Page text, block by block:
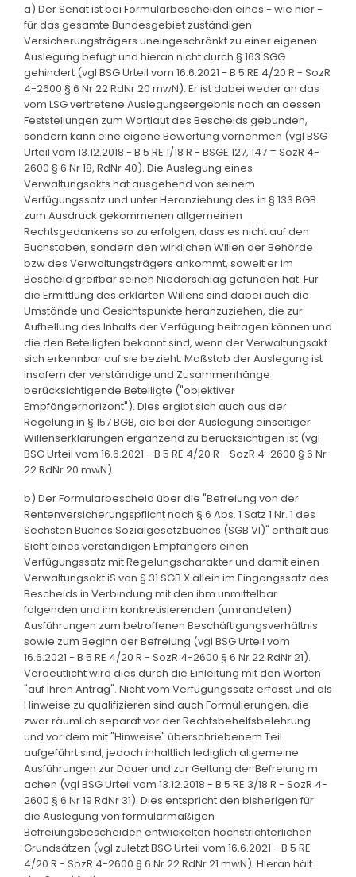
a) Der Senat ist bei Formularbescheiden eines - wie hier -
für das gesamte Bundesgebiet zuständigen
Versicherungsträgers uneingeschränkt zu einer eigenen
Auslegung befugt und hieran nicht durch § 163 SGG
gehindert (vgl BSG Urteil vom 16.6.2021 - B 5 RE 4/20 R - SozR
4-2600 § 6 Nr 22 RdNr 20 mwN). Er ist dabei weder an das
vom LSG vertretene Auslegungsergebnis noch an dessen
Feststellungen zum Wortlaut des Bescheids gebunden,
sondern kann eine eigene Bewertung vornehmen (vgl BSG
Urteil vom 13.12.2018 - B 5 RE 1/18 R - BSGE 127, 147 = SozR 4-
2600 § 6 Nr 18, RdNr 40). Die Auslegung eines
Verwaltungsakts hat ausgehend von seinem
Verfügungssatz und unter Heranziehung des in § 133 BGB
zum Ausdruck gekommenen allgemeinen
Rechtsgedankens so zu erfolgen, dass es nicht auf den
Buchstaben, sondern den wirklichen Willen der Behörde
bzw des Verwaltungsträgers ankommt, soweit er im
Bescheid greifbar seinen Niederschlag gefunden hat. Für
die Ermittlung des erklärten Willens sind dabei auch die
Umstände und Gesichtspunkte heranzuziehen, die zur
Aufhellung des Inhalts der Verfügung beitragen können und
die den Beteiligten bekannt sind, wenn der Verwaltungsakt
sich erkennbar auf sie bezieht. Maßstab der Auslegung ist
insofern der verständige und Zusammenhänge
berücksichtigende Beteiligte ("objektiver
Empfängerhorizont"). Dies ergibt sich auch aus der
Regelung in § 157 BGB, die bei der Auslegung einseitiger
Willenserklärungen ergänzend zu berücksichtigen ist (vgl
BSG Urteil vom 16.6.2021 - B 5 RE 4/20 R - SozR 4-2600 § 6 Nr
22 RdNr 20 mwN).
b) Der Formularbescheid über die "Befreiung von der
Rentenversicherungspflicht nach § 6 Abs. 1 Satz 1 Nr. 1 des
Sechsten Buches Sozialgesetzbuches (SGB VI)" enthält aus
Sicht eines verständigen Empfängers einen
Verfügungssatz mit Regelungscharakter und damit einen
Verwaltungsakt iS von § 31 SGB X allein im Eingangssatz des
Bescheids in Verbindung mit den ihm unmittelbar
folgenden und ihn konkretisierenden (umrandeten)
Ausführungen zum betroffenen Beschäftigungsverhältnis
sowie zum Beginn der Befreiung (vgl BSG Urteil vom
16.6.2021 - B 5 RE 4/20 R - SozR 4-2600 § 6 Nr 22 RdNr 21).
Verdeutlicht wird dies durch die Einleitung mit den Worten
"auf Ihren Antrag". Nicht vom Verfügungssatz erfasst und als
Hinweise zu qualifizieren sind auch Formulierungen, die
zwar räumlich separat vor der Rechtsbehelfsbelehrung
und vor dem mit "Hinweise" überschriebenem Teil
aufgeführt sind, jedoch inhaltlich lediglich allgemeine
Ausführungen zur Dauer und zur Geltung der Befreiung m
achen (vgl BSG Urteil vom 13.12.2018 - B 5 RE 3/18 R - SozR 4-
2600 § 6 Nr 19 RdNr 31). Dies entspricht den bisherigen für
die Auslegung von formularmäßigen
Befreiungsbescheiden entwickelten höchstrichterlichen
Grundsätzen (vgl zuletzt BSG Urteil vom 16.6.2021 - B 5 RE
4/20 R - SozR 4-2600 § 6 Nr 22 RdNr 21 mwN). Hieran hält